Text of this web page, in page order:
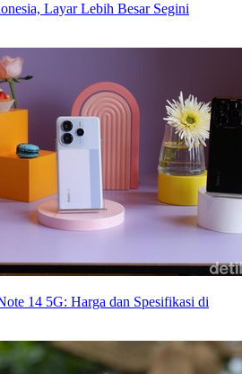
Layar Lebih Besar Segini
14 5G: Harga dan Spesifikasi di